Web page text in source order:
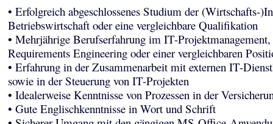
• Erfolgreich abgeschlossenes Studium der (Wirtschafts-
Betriebswirtschaft oder eine vergleichbare Qualifikation
• Mehrjährige Berufserfahrung im IT-Projektmanagement,
Requirements Engineering oder einer vergleichbaren
• Erfahrung in der Zusammenarbeit mit externen IT-
sowie in der Steuerung von IT-Projekten
• Idealerweise Kenntnisse von Prozessen in der
• Gute Englischkenntnisse in Wort und Schrift